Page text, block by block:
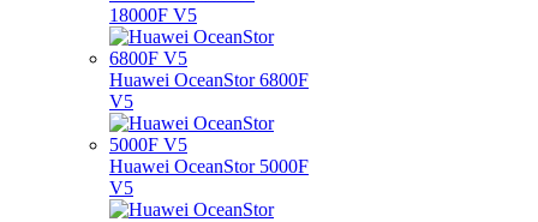
18000F V5
Huawei OceanStor 6800F
V5
Huawei OceanStor 5000F
V5